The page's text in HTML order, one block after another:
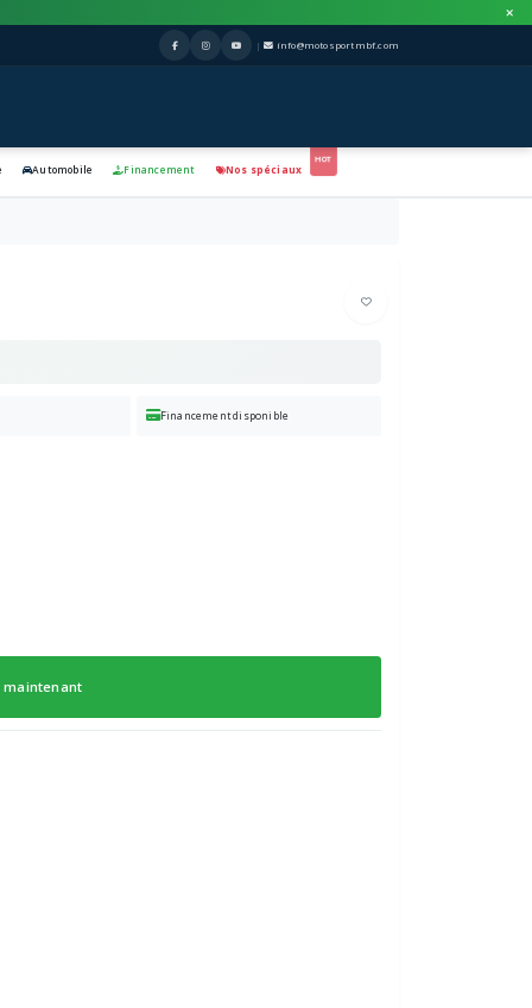
| info@motosportmbf.com
Automobile Financement Nos spéciaux
Financement disponible
maintenant